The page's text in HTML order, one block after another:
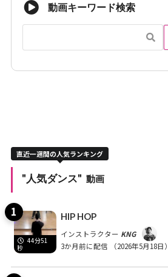
動画キーワード検索
直近一週間の人気ランキング
"人気ダンス" 動画
44分51
秒
HIP HOP
インストラクター KNG
3か月前に配信
（2026年5月18日）